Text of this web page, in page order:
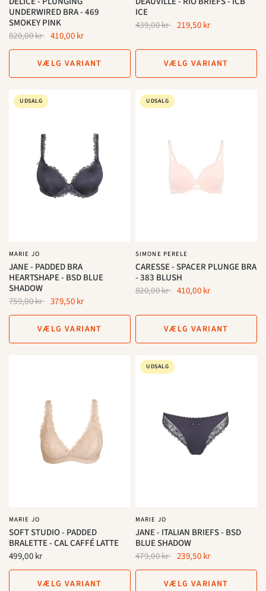
UNDERWIRED BRA - 469
SMOKEY PINK
820,00 kr 410,00 kr
VÆLG VARIANT
ICE
439,00 kr 219,50 kr
VÆLG VARIANT
UDSALG
MARIE JO
JANE - PADDED BRA
HEARTSHAPE - BSD BLUE
SHADOW
759,00 kr 379,50 kr
VÆLG VARIANT
UDSALG
SIMONE PERELE
CARESSE - SPACER PLUNGE BRA
- 383 BLUSH
820,00 kr 410,00 kr
VÆLG VARIANT
MARIE JO
SOFT STUDIO - PADDED
BRALETTE - CAL CAFFÉ LATTE
499,00 kr
VÆLG VARIANT
UDSALG
MARIE JO
JANE - ITALIAN BRIEFS - BSD
BLUE SHADOW
479,00 kr 239,50 kr
VÆLG VARIANT